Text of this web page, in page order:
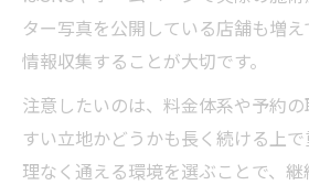
ター写真を公開している店舗も増
情報収集することが大切です。
注意したいのは、料金体系や予約
すい立地かどうかも長く続ける上
理なく通える環境を選ぶことで、